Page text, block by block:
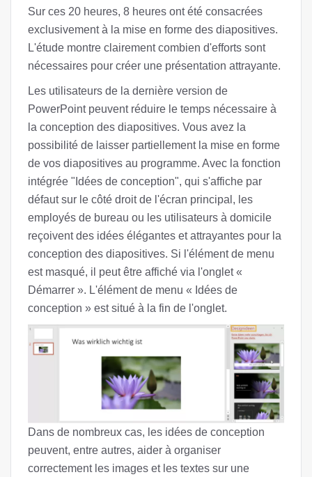
Sur ces 20 heures, 8 heures ont été consacrées
exclusivement à la mise en forme des diapositives.
L'étude montre clairement combien d'efforts sont
nécessaires pour créer une présentation attrayante.
Les utilisateurs de la dernière version de
PowerPoint peuvent réduire le temps nécessaire à
la conception des diapositives. Vous avez la
possibilité de laisser partiellement la mise en forme
de vos diapositives au programme. Avec la fonction
intégrée "Idées de conception", qui s'affiche par
défaut sur le côté droit de l'écran principal, les
employés de bureau ou les utilisateurs à domicile
reçoivent des idées élégantes et attrayantes pour la
conception des diapositives. Si l'élément de menu
est masqué, il peut être affiché via l'onglet «
Démarrer ». L'élément de menu « Idées de
conception » est situé à la fin de l'onglet.
Dans de nombreux cas, les idées de conception
peuvent, entre autres, aider à organiser
correctement les images et les textes sur une